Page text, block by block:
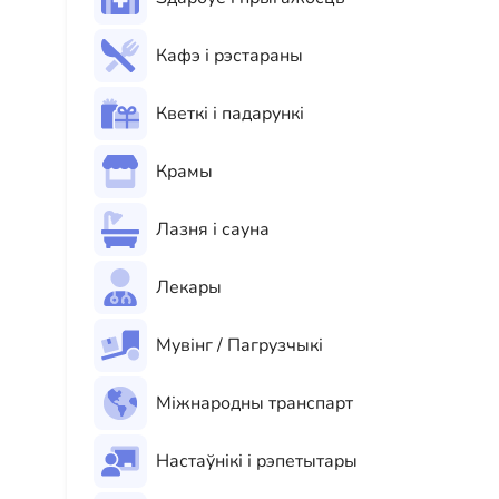
Кафэ і рэстараны
Кветкі і падарункі
Крамы
Лазня і сауна
Лекары
Мувінг / Пагрузчыкі
Міжнародны транспарт
Настаўнікі і рэпетытары